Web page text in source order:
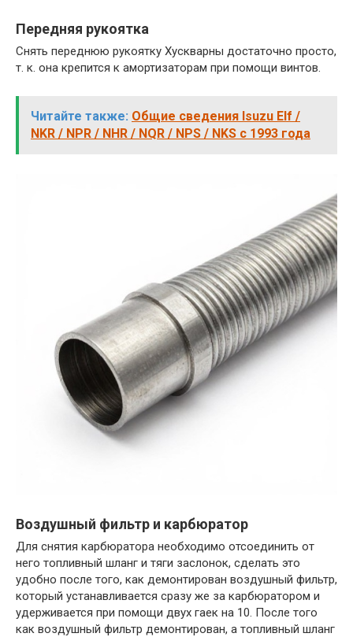
Передняя рукоятка
Снять переднюю рукоятку Хускварны достаточно просто,
т. к. она крепится к амортизаторам при помощи винтов.
Читайте также: Общие сведения Isuzu Elf /
NKR / NPR / NHR / NQR / NPS / NKS с 1993 года
Воздушный фильтр и карбюратор
Для снятия карбюратора необходимо отсоединить от
него топливный шланг и тяги заслонок, сделать это
удобно после того, как демонтирован воздушный фильтр,
который устанавливается сразу же за карбюратором и
удерживается при помощи двух гаек на 10. После того
как воздушный фильтр демонтирован, а топливный шланг